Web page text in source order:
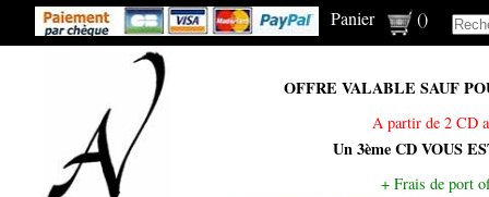
Panier ()
OFFRE VALABLE SAUF
A partir de 2 CD
Un 3ème CD VOUS
+ Frais de port